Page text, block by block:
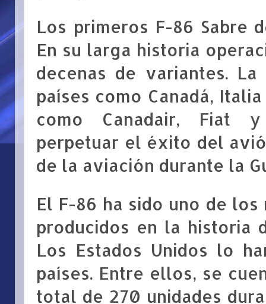
Los primeros F-86 Sabre
En su larga historia
decenas de variantes.
países como Canadá,
como Canadair, Fiat y
perpetuar el éxito del
de la aviación durante la
El F-86 ha sido uno de los
producidos en la historia
Los Estados Unidos lo
países. Entre ellos, se
total de 270 unidades